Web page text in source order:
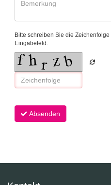
Bitte schreiben Sie die
Eingabefeld:
Absenden